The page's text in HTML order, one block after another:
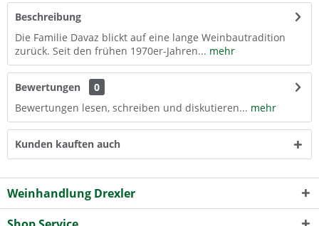
Beschreibung
Die Familie Davaz blickt auf eine lange Weinbautradition
zurück. Seit den frühen 1970er-Jahren... mehr
Bewertungen
0
Bewertungen lesen, schreiben und diskutieren... mehr
Kunden kauften auch
Weinhandlung Drexler